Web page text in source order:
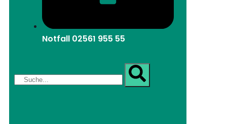
Notfall 02561 955 55